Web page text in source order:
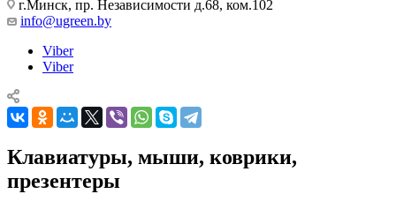
г.Минск, пр. Независимости д.68, ком.102
info@ugreen.by
Viber
Viber
Клавиатуры, мыши, коврики,
презентеры